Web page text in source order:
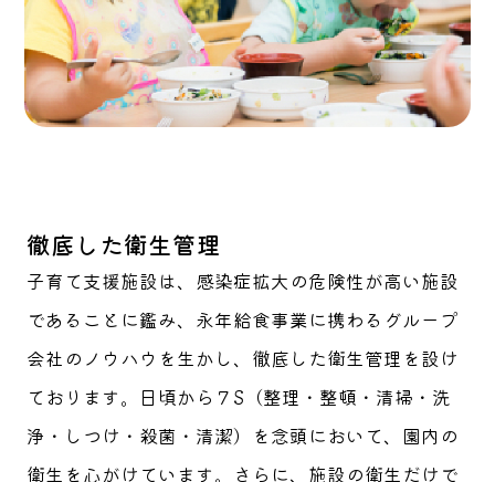
徹底した衛生管理
子育て支援施設は、感染症拡大の危険性が高い施設
であることに鑑み、永年給食事業に携わるグループ
会社のノウハウを生かし、徹底した衛生管理を設け
ております。日頃から７S（整理・整頓・清掃・洗
浄・しつけ・殺菌・清潔）を念頭において、園内の
衛生を心がけています。さらに、施設の衛生だけで